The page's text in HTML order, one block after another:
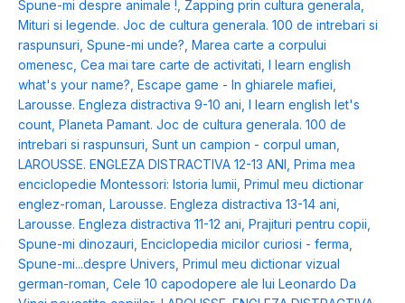
Spune-mi despre animale !, Zapping prin cultura generala,
Mituri si legende. Joc de cultura generala. 100 de intrebari si
raspunsuri, Spune-mi unde?, Marea carte a corpului
omenesc, Cea mai tare carte de activitati,
I learn english
what's your name?, Escape game - In ghiarele mafiei,
Larousse. Engleza distractiva 9-10 ani,
I learn english let's
count, Planeta Pamant. Joc de cultura generala. 100 de
intrebari si raspunsuri, Sunt un campion - corpul uman,
LAROUSSE. ENGLEZA DISTRACTIVA 12-13 ANI , Prima mea
enciclopedie Montessori: Istoria lumii, Primul meu dictionar
englez-roman, Larousse. Engleza distractiva 13-14 ani,
Larousse. Engleza distractiva 11-12 ani, Prajituri pentru copii,
Spune-mi dinozauri, Enciclopedia micilor curiosi - ferma,
Spune-mi...despre Univers, Primul meu dictionar vizual
german-roman, Cele 10 capodopere ale lui Leonardo Da